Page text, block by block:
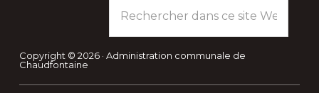
dans
ce
site
Copyright © 2026 · Administration communale de
Chaudfontaine